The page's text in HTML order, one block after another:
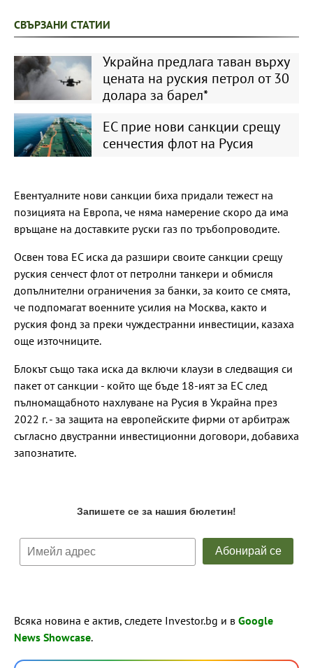
СВЪРЗАНИ СТАТИИ
Украйна предлага таван върху
цената на руския петрол от 30
долара за барел*
ЕС прие нови санкции срещу
сенчестия флот на Русия
Евентуалните нови санкции биха придали тежест на
позицията на Европа, че няма намерение скоро да има
връщане на доставките руски газ по тръбопроводите.
Освен това ЕС иска да разшири своите санкции срещу
руския сенчест флот от петролни танкери и обмисля
допълнителни ограничения за банки, за които се смята,
че подпомагат военните усилия на Москва, както и
руския фонд за преки чуждестранни инвестиции, казаха
още източниците.
Блокът също така иска да включи клаузи в следващия си
пакет от санкции - който ще бъде 18-ият за ЕС след
пълномащабното нахлуване на Русия в Украйна през
2022 г. - за защита на европейските фирми от арбитраж
съгласно двустранни инвестиционни договори, добавиха
запознатите.
Всяка новина е актив, следете Investor.bg и в Google
News Showcase.